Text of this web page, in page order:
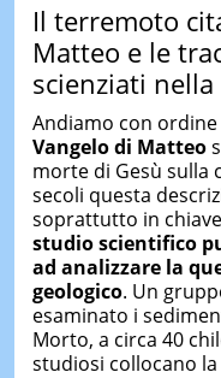
Il terremoto
Matteo e le
scienziati
Andiamo con
Vangelo di Matteo
morte di Gesù sulla
secoli questa
soprattutto in
studio scientifico
ad analizzare la
geologico. Un
esaminato i
Morto, a circa 40
studiosi collocano